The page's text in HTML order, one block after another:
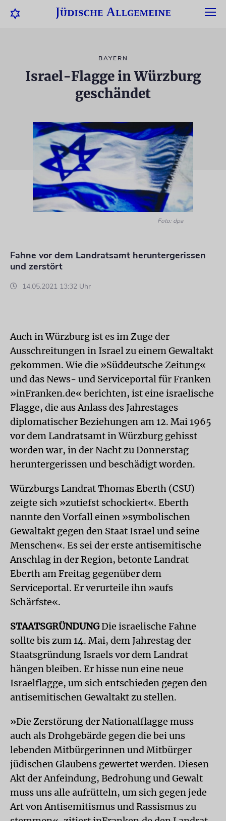
BAYERN
Israel-Flagge in Würzburg
geschändet
Foto: dpa
Fahne vor dem Landratsamt heruntergerissen
und zerstört
14.05.2021 13:32 Uhr
Auch in Würzburg ist es im Zuge der
Ausschreitungen in Israel zu einem Gewaltakt
gekommen. Wie die »Süddeutsche Zeitung«
und das News- und Serviceportal für Franken
»inFranken.de« berichten, ist eine israelische
Flagge, die aus Anlass des Jahrestages
diplomatischer Beziehungen am 12. Mai 1965
vor dem Landratsamt in Würzburg gehisst
worden war, in der Nacht zu Donnerstag
heruntergerissen und beschädigt worden.
Würzburgs Landrat Thomas Eberth (CSU)
zeigte sich »zutiefst schockiert«. Eberth
nannte den Vorfall einen »symbolischen
Gewaltakt gegen den Staat Israel und seine
Menschen«. Es sei der erste antisemitische
Anschlag in der Region, betonte Landrat
Eberth am Freitag gegenüber dem
Serviceportal. Er verurteile ihn »aufs
Schärfste«.
STAATSGRÜNDUNGDie israelische Fahne
sollte bis zum 14. Mai, dem Jahrestag der
Staatsgründung Israels vor dem Landrat
hängen bleiben. Er hisse nun eine neue
Israelflagge, um sich entschieden gegen den
antisemitischen Gewaltakt zu stellen.
»Die Zerstörung der Nationalflagge muss
auch als Drohgebärde gegen die bei uns
lebenden Mitbürgerinnen und Mitbürger
jüdischen Glaubens gewertet werden. Diesen
Akt der Anfeindung, Bedrohung und Gewalt
muss uns alle aufrütteln, um sich gegen jede
Art von Antisemitismus und Rassismus zu